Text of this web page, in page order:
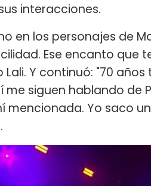
interacciones.
en los personajes de
Ese encanto que
Y continuó: "70
me siguen hablando de
mencionada. Yo saco